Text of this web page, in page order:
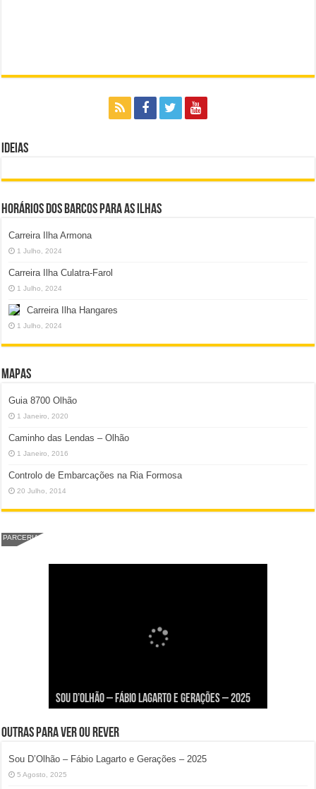
Ideias
Horários dos Barcos para as Ilhas
Carreira Ilha Armona
1 Julho, 2024
Carreira Ilha Culatra-Farol
1 Julho, 2024
Carreira Ilha Hangares
1 Julho, 2024
Mapas
Guia 8700 Olhão
1 Janeiro, 2020
Caminho das Lendas – Olhão
1 Janeiro, 2016
Controlo de Embarcações na Ria Formosa
20 Julho, 2014
PARCERIA
Sou D’Olhão – Fábio Lagarto e Gerações – 2025
Comida e Diversão à Beira-Ria!
Armona
na Ilha dos Hangares
Mais Um de Aventura e Diversão!
Outras para ver ou rever
Sou D’Olhão – Fábio Lagarto e Gerações – 2025
5 Agosto, 2025